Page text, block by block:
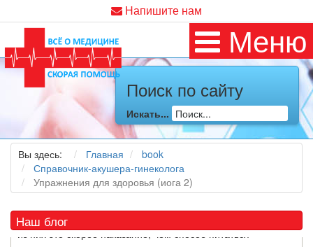
Напишите нам
Меню
Поиск по сайту
Искать...
Вы здесь: Главная
book
Справочник-акушера-гинеколога
Упражнения для здоровья (иога 2)
Наш блог
Как я заболел во время локдауна?
Это странная ситуация: вы соблюдали все меры
предосторожности COVID-19 (вы почти все время дома),
но, тем не менее, вы каким-то образом простудились. Вы
можете задаться...
5 причин обратить внимание на средиземноморскую диету
Какдиетолог, я вижу, что многие причудливые диеты
приходят в нашужизньи быстро исчезают из нее. Многие
из них это скорее наказание, чем способ питаться
правильно и влиять на...